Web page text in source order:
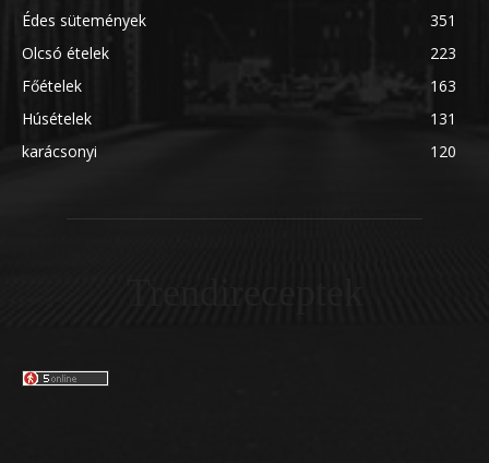
Édes sütemények
351
Olcsó ételek
223
Főételek
163
Húsételek
131
karácsonyi
120